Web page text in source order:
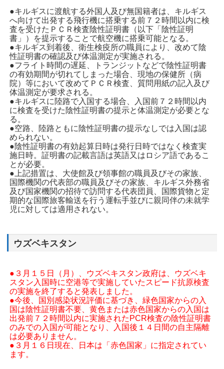
●キルギスに渡航する外国人及び無国籍者は、キルギス
へ向けて出発する飛行機に搭乗する前７２時間以内に検
査を受けたＰＣＲ検査陰性証明書（以下「陰性証明
書」）を提示することで航空機に搭乗可能となる。
●キルギス到着後、衛生検疫所の職員により、改めて陰
性証明書の確認及び体温測定が実施される。
●フライト時間の遅延、トランジットなどで陰性証明書
の有効期間が切れてしまった場合、現地の保健所（病
院）等において改めてＰＣＲ検査、質問用紙の記入及び
体温測定が要求される。
●キルギスに陸路で入国する場合、入国前７２時間以内
に検査を受けた陰性証明書の提示と体温測定が必要とな
る。
●空路、陸路ともに陰性証明書の提示なしでは入国は認
められない。
●陰性証明書の有効起算日時は発行日時ではなく検査実
施日時。証明書の記載言語は英語又はロシア語であるこ
とが必要。
●上記措置は、大使館及び領事館の職員及びその家族、
国際機関の代表部の職員及びその家族、キルギス外務省
及び国家機関の招待で訪問する代表団員、国際貨物と定
期的な国際旅客輸送を行う運転手並びに親同伴の未就学
児に対しては適用されない。
ウズベキスタン
●３月１５日（月）、ウズベキスタン政府は、ウズベキ
スタン入国時に空港等で実施していたスピード抗原検査
の実施を終了すると発表しました。
●今後、国別感染状況評価に基づき、緑色国家からの入
国は陰性証明書不要、黄色または赤色国家からの入国は
出発前７２時間以内に実施された PCR検査の陰性証明書
のみでの入国が可能となり、入国後１４日間の自主隔離
は必要ありません。
●３月１６日現在、日本は「赤色国家」に指定されてい
ます。